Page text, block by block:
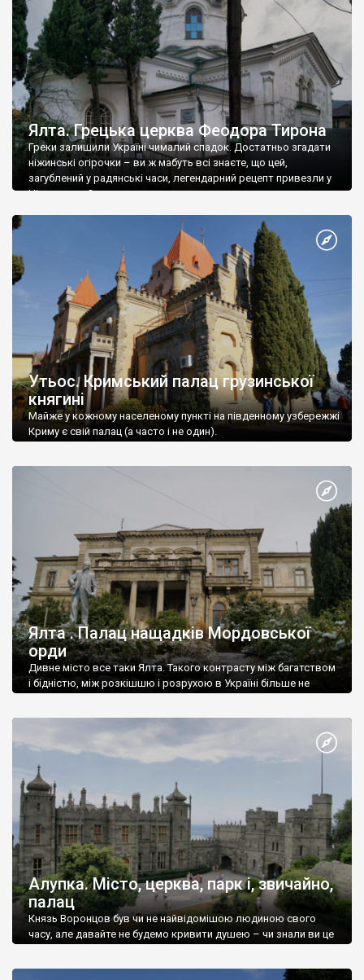
Ялта. Грецька церква Феодора Тирона
Греки залишили Україні чималий спадок. Достатньо згадати
ніжинські огірочки – ви ж мабуть всі знаєте, що цей,
загублений у радянські часи, легендарний рецепт привезли у
Ніжин греки?
Утьос. Кримський палац грузинської
княгині
Майже у кожному населеному пункті на південному узбережжі
Криму є свій палац (а часто і не один).
Ялта . Палац нащадків Мордовської
орди
Дивне місто все таки Ялта. Такого контрасту між багатством
і бідністю, між розкішшю і розрухою в Україні більше не
Алупка. Місто, церква, парк і, звичайно,
палац
Князь Воронцов був чи не найвідомішою людиною свого
часу, але давайте не будемо кривити душею – чи знали ви це